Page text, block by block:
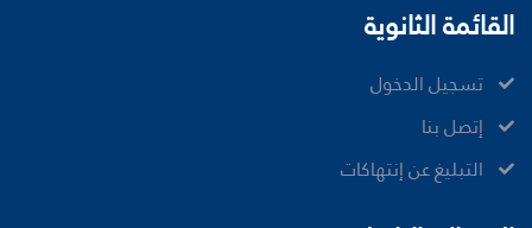
القائمة الثانوية
تسجيل الدخول
إتصل بنا
ﺍﻟﺘﺒﻠﻴﻎ ﻋﻦ ﺇﻧﺘﻬﺎﻛﺎﺕ